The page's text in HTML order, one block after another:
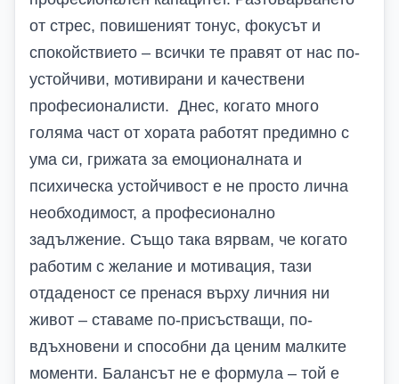
от стрес, повишеният тонус, фокусът и
спокойствието – всички те правят от нас по-
устойчиви, мотивирани и качествени
професионалисти. Днес, когато много
голяма част от хората работят предимно с
ума си, грижата за емоционалната и
психическа устойчивост е не просто лична
необходимост, а професионално
задължение. Също така вярвам, че когато
работим с желание и мотивация, тази
отдаденост се пренася върху личния ни
живот – ставаме по-присъстващи, по-
вдъхновени и способни да ценим малките
моменти. Балансът не е формула – той е